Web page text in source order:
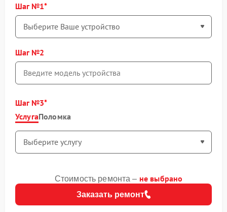
Шаг №1
Шаг №2
Шаг №3
УслугаПоломка
Заказать ремонт
Стоимость ремонта – не выбрано